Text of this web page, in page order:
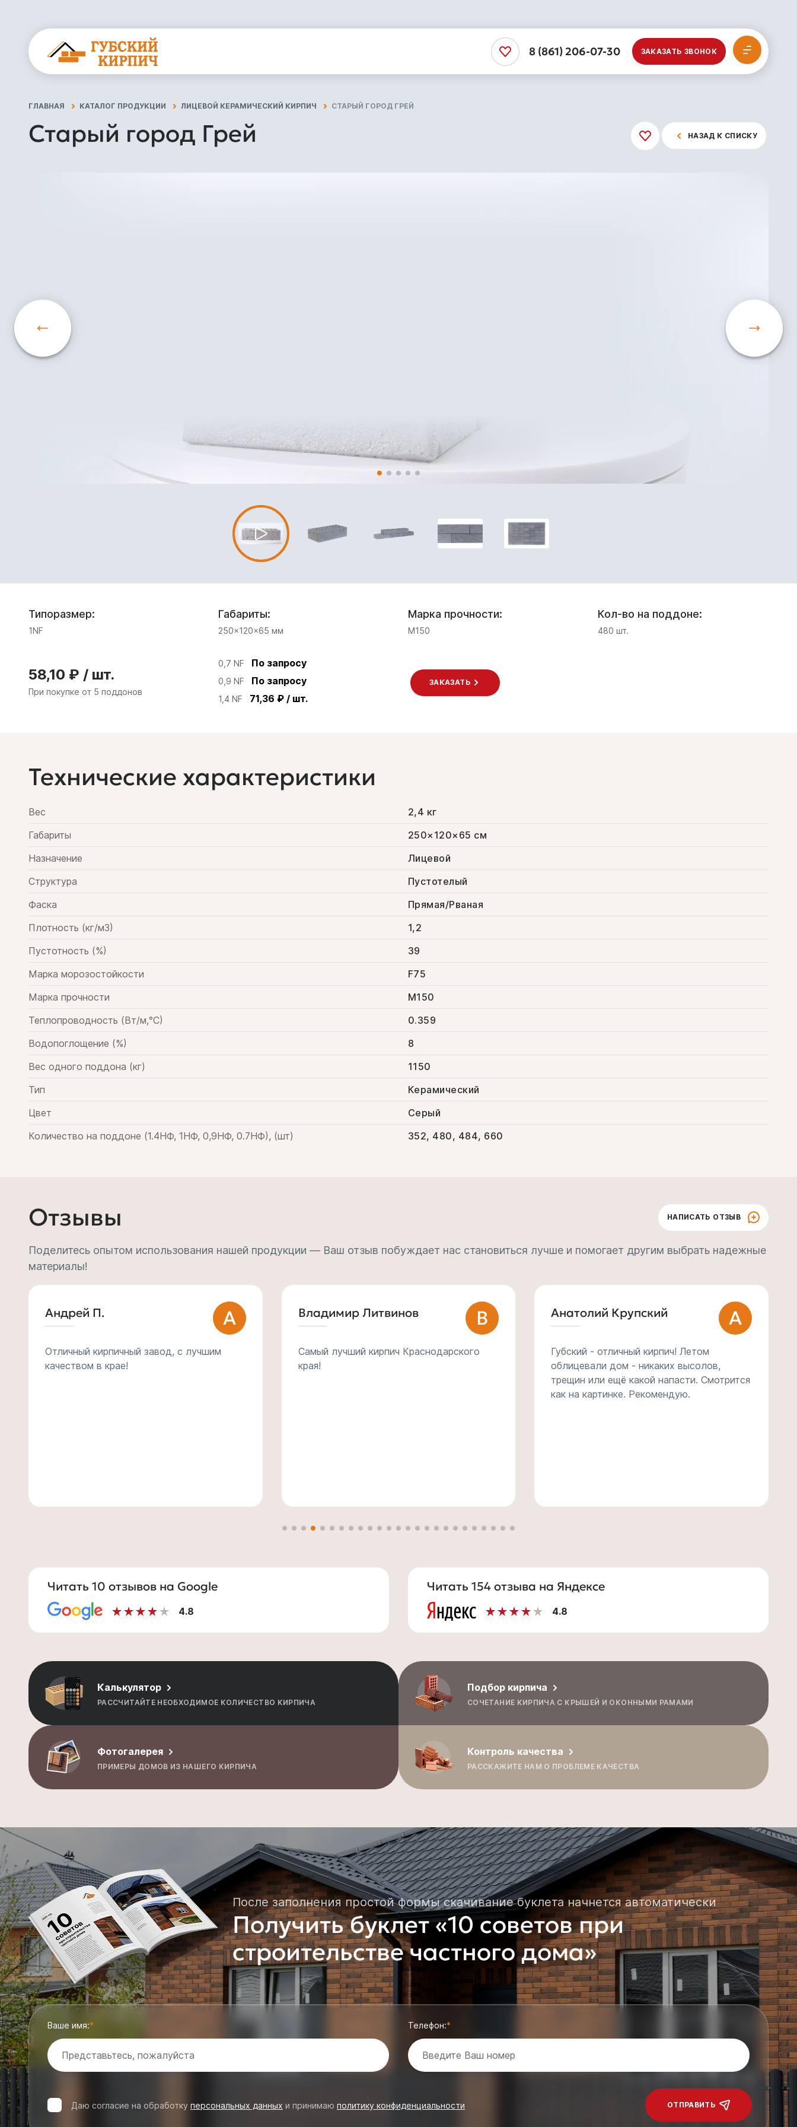
8 (861) 206-07-30 ЗАКАЗАТЬ ЗВОНОК
ГЛАВНАЯ КАТАЛОГ ПРОДУКЦИИ ЛИЦЕВОЙ КЕРАМИЧЕСКИЙ КИРПИЧ СТАРЫЙ ГОРОД ГРЕЙ
Старый город Грей НАЗАД К СПИСКУ
Типоразмер:
1NF
Габариты:
250×120×65 мм
Марка прочности:
M150
Кол-во на поддоне:
480 шт.
58,10 ₽ / шт.
При покупке от 5 поддонов
0,7 NF По запросу
0,9 NF По запросу
1,4 NF 71,36 ₽ / шт.
ЗАКАЗАТЬ
Технические характеристики
Вес
2,4 кг
Габариты
250×120×65 см
Назначение
Лицевой
Структура
Пустотелый
Фаска
Прямая/Рваная
Плотность (кг/м3)
1,2
Пустотность (%)
39
Марка морозостойкости
F75
Марка прочности
M150
Теплопроводность (Вт/м,°С)
0.359
Водопоглощение (%)
8
Вес одного поддона (кг)
1150
Тип
Керамический
Цвет
Серый
Количество на поддоне (1.4НФ, 1НФ, 0,9НФ, 0.7НФ), (шт)
352, 480, 484, 660
Отзывы НАПИСАТЬ ОТЗЫВ
Поделитесь опытом использования нашей продукции — Ваш отзыв побуждает нас становиться лучше и помогает другим выбрать надежные
материалы!
Владимир Литвинов В
Самый лучший кирпич Краснодарского
края!
Анатолий Крупский А
Губский - отличный кирпич! Летом
облицевали дом - никаких высолов,
Сергей Попов С
Всё очень хорошо! Вежливый персонал,
большой ассортимент по приемлемым
ценам.
Читать 10 отзывов на Google
4.8
Читать 154 отзыва на Яндексе
4.8
Калькулятор
РАССЧИТАЙТЕ НЕОБХОДИМОЕ КОЛИЧЕСТВО КИРПИЧА
Подбор кирпича
СОЧЕТАНИЕ КИРПИЧА С КРЫШЕЙ И ОКОННЫМИ РАМАМИ
Фотогалерея
ПРИМЕРЫ ДОМОВ ИЗ НАШЕГО КИРПИЧА
Контроль качества
РАССКАЖИТЕ НАМ О ПРОБЛЕМЕ КАЧЕСТВА
После заполнения простой формы скачивание буклета начнется автоматически
Получить буклет «10 советов при
строительстве частного дома»
Ваше имя: Телефон:
Даю согласие на обработку персональных данных и принимаю политику конфиденциальности ОТПРАВИТЬ